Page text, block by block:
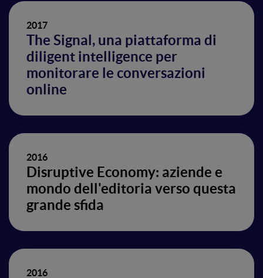
2017
The Signal, una piattaforma di
diligent intelligence per
monitorare le conversazioni
online
2016
Disruptive Economy: aziende e
mondo dell'editoria verso questa
grande sfida
2016